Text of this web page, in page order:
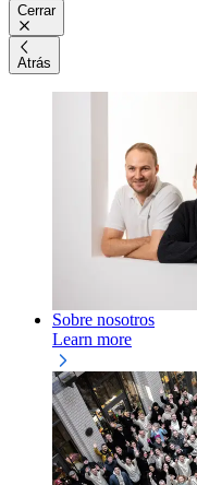
Cerrar
Atrás
Sobre nosotros
Learn more